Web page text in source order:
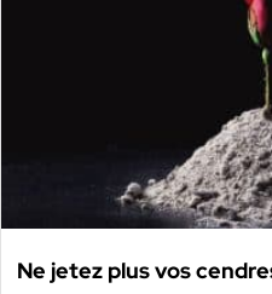
Ne jetez plus vos